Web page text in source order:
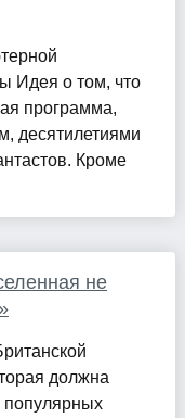
Идея о том, что
программа,
десятилетиями
Кроме
не
должна
популярных